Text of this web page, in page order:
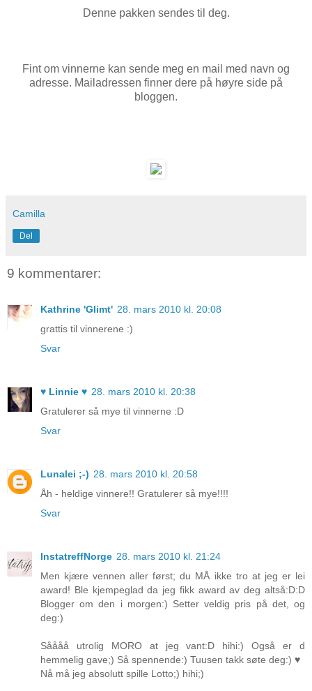
Denne pakken sendes til deg.
Fint om vinnerne kan sende meg en mail med navn og
adresse. Mailadressen finner dere på høyre side på
bloggen.
Camilla
Del
9 kommentarer:
Kathrine 'Glimt' 28. mars 2010 kl. 20:08
grattis til vinnerene :)
Svar
♥ Linnie ♥ 28. mars 2010 kl. 20:38
Gratulerer så mye til vinnerne :D
Svar
Lunalei ;-) 28. mars 2010 kl. 20:58
Åh - heldige vinnere!! Gratulerer så mye!!!!
Svar
InstatreffNorge 28. mars 2010 kl. 21:24
Men kjære vennen aller først; du MÅ ikke tro at jeg er lei
award! Ble kjempeglad da jeg fikk award av deg altså:D:D
Blogger om den i morgen:) Setter veldig pris på det, og
deg:)
Såååå utrolig MORO at jeg vant:D hihi:) Også er d
hemmelig gave;) Så spennende:) Tuusen takk søte deg:) ♥
Nå må jeg absolutt spille Lotto;) hihi;)